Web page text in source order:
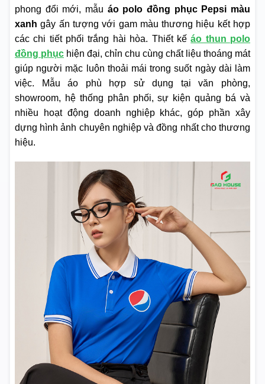
phong đổi mới, mẫu áo polo đồng phục Pepsi màu
xanh gây ấn tượng với gam màu thương hiệu kết hợp
các chi tiết phối trắng hài hòa. Thiết kếáo thun polo
đồng phục hiện đại, chỉn chu cùng chất liệu thoáng mát
giúp người mặc luôn thoải mái trong suốt ngày dài làm
việc. Mẫu áo phù hợp sử dụng tại văn phòng,
showroom, hệ thống phân phối, sự kiện quảng bá và
nhiều hoạt động doanh nghiệp khác, góp phần xây
dựng hình ảnh chuyên nghiệp và đồng nhất cho thương
hiệu.